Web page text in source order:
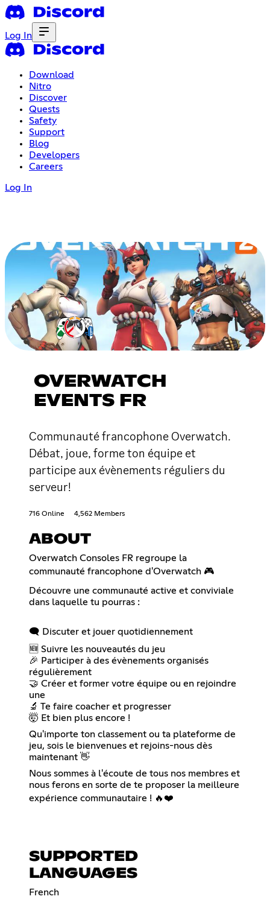
Log In
Download
Nitro
Discover
Quests
Safety
Support
Blog
Developers
Careers
Log In
OVERWATCH
EVENTS FR
Communauté francophone Overwatch.
Débat, joue, forme ton équipe et
participe aux évènements réguliers du
serveur!
716 Online 4,562 Members
ABOUT
Overwatch Consoles FR regroupe la
communauté francophone d'Overwatch 🎮
Découvre une communauté active et conviviale
dans laquelle tu pourras :
🗨️ Discuter et jouer quotidiennement
🆕 Suivre les nouveautés du jeu
🎉 Participer à des évènements organisés
régulièrement
🤝 Créer et former votre équipe ou en rejoindre
une
🔬 Te faire coacher et progresser
🤯 Et bien plus encore !
Qu'importe ton classement ou ta plateforme de
jeu, sois le bienvenues et rejoins-nous dès
maintenant 👋
Nous sommes à l'écoute de tous nos membres et
nous ferons en sorte de te proposer la meilleure
expérience communautaire ! 🔥❤️
SUPPORTED
LANGUAGES
French